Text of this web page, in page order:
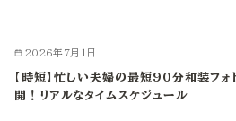
2026年7月1日
【時短】忙しい夫婦の最短90分和装フォ
開！リアルなタイムスケジュール